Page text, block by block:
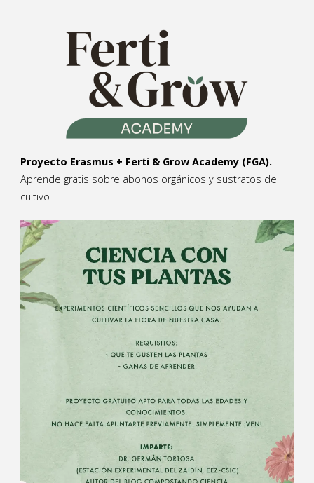
Proyecto Erasmus + Ferti & Grow Academy (FGA).
Aprende gratis sobre abonos orgánicos y sustratos de
cultivo